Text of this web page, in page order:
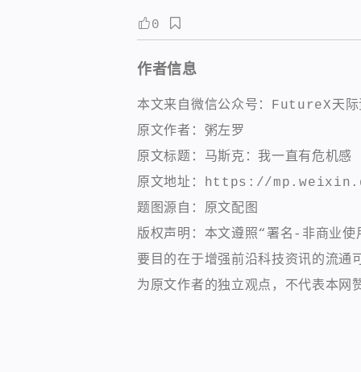
0
作者信息
本文来自微信公众号：FutureX天际
原文作者：粥左罗
原文标题：马斯克：我一直有危机感
原文地址：https://
题图源自：原文配图
版权声明：本文遵照“署名-非商业
要目的在于增强前沿科技资讯的流通
为原文作者的独立观点，不代表本网